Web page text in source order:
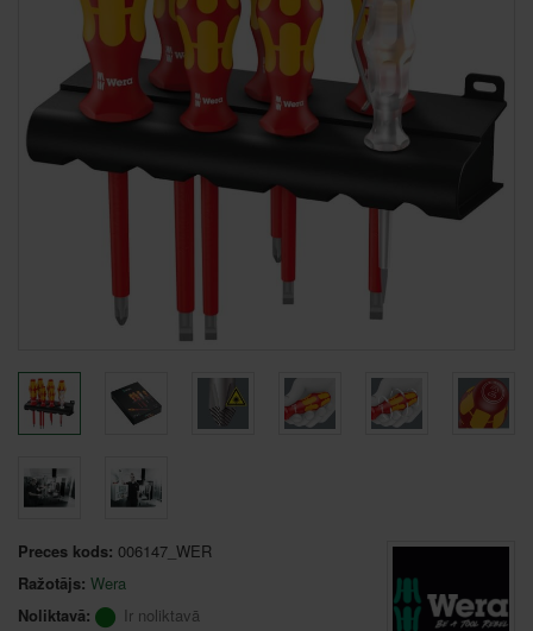
Preces kods: 006147_WER
Ražotājs: Wera
Noliktavā:
Ir noliktavā